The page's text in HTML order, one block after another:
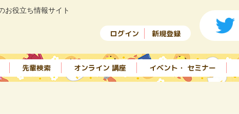
お役立ち情報サイト
ログイン 新規登録
先輩検索 オンライン 講座 イベント・ セミナー